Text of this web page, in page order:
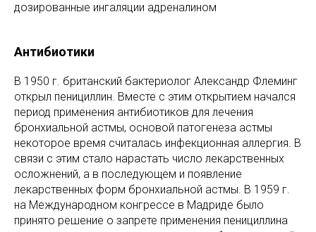
дозированные ингаляции адреналином
Антибиотики
В 1950 г. британский бактериолог Александр Флеминг
открыл пенициллин. Вместе с этим открытием начался
период применения антибиотиков для лечения
бронхиальной астмы, основой патогенеза астмы
некоторое время считалась инфекционная аллергия. В
связи с этим стало нарастать число лекарственных
осложнений, а в последующем и появление
лекарственных форм бронхиальной астмы. В 1959 г.
на Международном конгрессе в Мадриде было
принято решение о запрете применения пенициллина